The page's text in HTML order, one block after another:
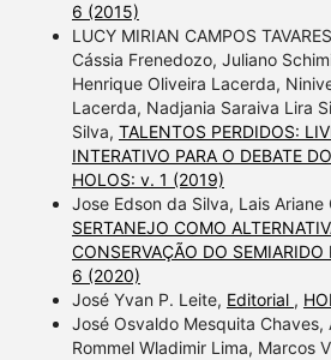
6 (2015)
LUCY MIRIAN CAMPOS
Cássia Frenedozo, Juliano
Henrique Oliveira Lacerda,
Lacerda, Nadjania Saraiva Lira
Silva, TALENTOS PERDIDOS:
INTERATIVO PARA O DEBATE
HOLOS: v. 1 (2019)
Jose Edson da Silva, Lais Ariane
SERTANEJO COMO
CONSERVAÇÃO DO SEMIARIDO
6 (2020)
José Yvan P. Leite, Editorial ,
José Osvaldo Mesquita Chaves,
Rommel Wladimir Lima, Marcos